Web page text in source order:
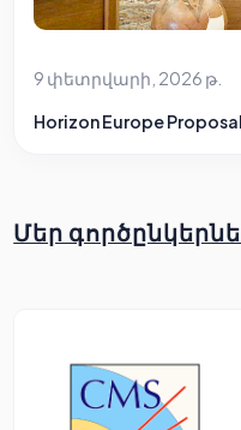
9 փետրվարի, 2026 թ.
Horizon Europe
Մեր